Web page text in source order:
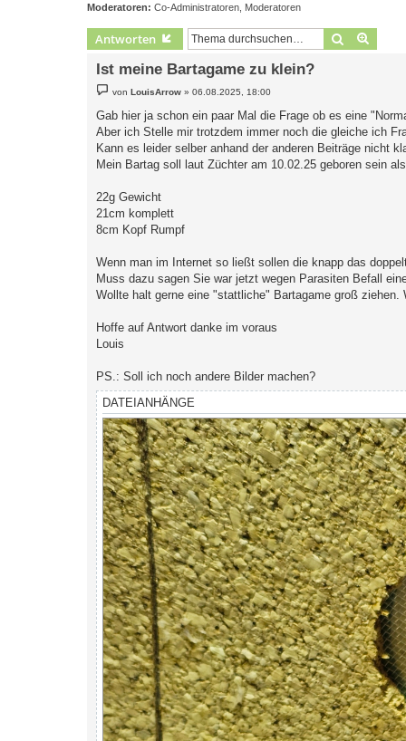
Moderatoren: Co-Administratoren Moderatoren
Antworten Suche
Ist meine Bartagame zu klein?
e
t
r
g
vonLouisArrow »06.08.2025, 18:00
Gab hier ja schon ein paar Mal die Frage ob es eine
Aber ich Stelle mir trotzdem immer noch die gleiche ich
Kann es leider selber anhand der anderen Beiträge nicht
Mein Bartag soll laut Züchter am 10.02.25 geboren sein
22g Gewicht
21cm komplett
8cm Kopf Rumpf
Wenn man im Internet so ließt sollen die knapp das
Muss dazu sagen Sie war jetzt wegen Parasiten Befall
Wollte halt gerne eine "stattliche" Bartagame groß
Hoffe auf Antwort danke im voraus
Louis
PS.: Soll ich noch andere Bilder machen?
DATEIANHÄNGE